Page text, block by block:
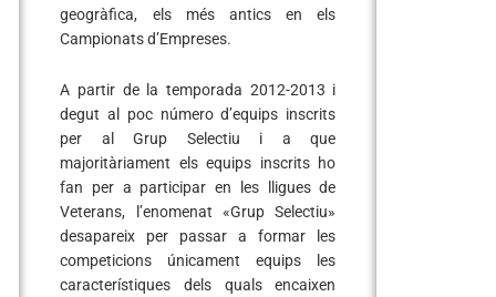
geogràfica, els més antics en els
Campionats d’Empreses.
A partir de la temporada 2012-2013 i
degut al poc número d’equips inscrits
per al Grup Selectiu i a que
majoritàriament els equips inscrits ho
fan per a participar en les lligues de
Veterans, l’enomenat «Grup Selectiu»
desapareix per passar a formar les
competicions únicament equips les
característiques dels quals encaixen